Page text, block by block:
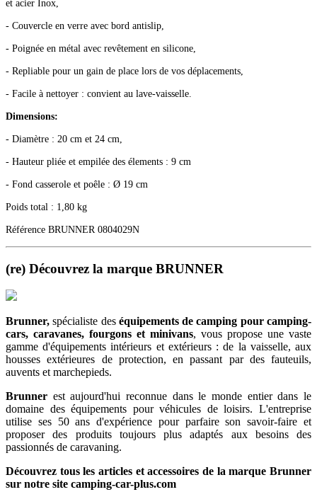
et acier Inox,
- Couvercle en verre avec bord antislip,
- Poignée en métal avec revêtement en silicone,
- Repliable pour un gain de place lors de vos déplacements,
- Facile à nettoyer : convient au lave-vaisselle.
Dimensions:
- Diamètre : 20 cm et 24 cm,
- Hauteur pliée et empilée des élements : 9 cm
- Fond casserole et poêle : Ø 19 cm
Poids total : 1,80 kg
Référence BRUNNER 0804029N
(re) Découvrez la marque BRUNNER
Brunner, spécialiste des équipements de camping pour camping-
cars, caravanes, fourgons et minivans, vous propose une vaste
gamme d'équipements intérieurs et extérieurs : de la vaisselle, aux
housses extérieures de protection, en passant par des fauteuils,
auvents et marchepieds.
Brunner est aujourd'hui reconnue dans le monde entier dans le
domaine des équipements pour véhicules de loisirs. L'entreprise
utilise ses 50 ans d'expérience pour parfaire son savoir-faire et
proposer des produits toujours plus adaptés aux besoins des
passionnés de caravaning.
Découvrez tous les articles et accessoires de la marque Brunner
sur notre site camping-car-plus.com